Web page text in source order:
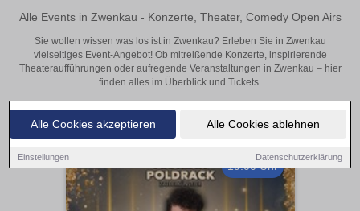
Alle Cookies akzeptieren Alle Cookies ablehnen
Einstellungen Datenschutzerklärung
Alle Events in Zwenkau - Konzerte, Theater, Comedy Open Airs
Sie wollen wissen was los ist in Zwenkau? Erleben Sie in Zwenkau
vielseitiges Event-Angebot! Ob mitreißende Konzerte, inspirierende
Theateraufführungen oder aufregende Veranstaltungen in Zwenkau – hier
finden alles im Überblick und Tickets.
19:00 Uhr